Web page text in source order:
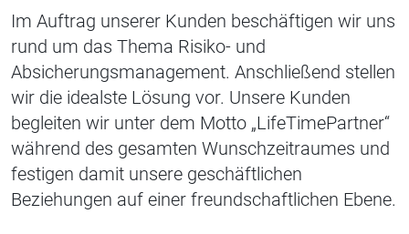
Im Auftrag unserer Kunden beschäftigen wir uns
rund um das Thema Risiko- und
Absicherungsmanagement. Anschließend stellen
wir die idealste Lösung vor. Unsere Kunden
begleiten wir unter dem Motto „LifeTimePartner“
während des gesamten Wunschzeitraumes und
festigen damit unsere geschäftlichen
Beziehungen auf einer freundschaftlichen Ebene.